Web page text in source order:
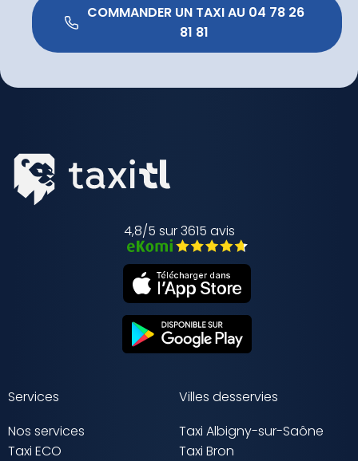
COMMANDER UN TAXI AU 04 78 26
4,8/5 sur 3615 avis
Services
Nos services
Taxi ECO
Villes desservies
Taxi Albigny-sur-Saône
Taxi Bron